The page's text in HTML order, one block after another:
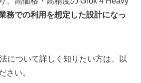
務での利用を想定した設計になっ
について詳しく知りたい方は、以
さい。